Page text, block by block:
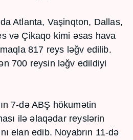
Atlanta, Vaşinqton, Dallas,
və Çikaqo kimi əsas hava
817 reys ləğv edilib.
700 reysin ləğv edildiyi
7-də ABŞ hökumətin
ilə əlaqədar reyslərin
elan edib. Noyabrın 11-də